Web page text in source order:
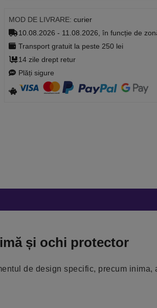
MOD DE LIVRARE: curier
10.08.2026 - 11.08.2026, în funcție de
Transport gratuit la peste 250 lei
14 zile drept retur
Plăți sigure
și ochi protector
de design specific, precum inima,